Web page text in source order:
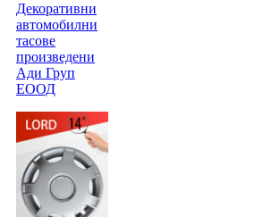
Декоративни
автомобилни
тасове
произведени
Ади Груп
ЕООД